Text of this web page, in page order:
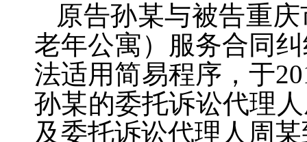
原告孙某与被告重
老年公寓）服务合同
法适用简易程序，于
孙某的委托诉讼代理
及委托诉讼代理人周